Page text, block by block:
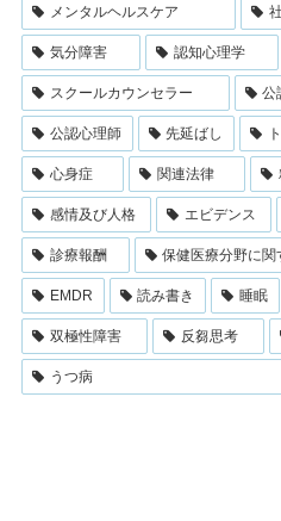
メンタルヘルスケア
気分障害 認知心理学
スクールカウンセラー 公
公認心理師 先延ばし
心身症 関連法律
感情及び人格 エビデンス
診療報酬 保健医療分野に
EMDR 読み書き 睡眠
双極性障害 反芻思考
うつ病